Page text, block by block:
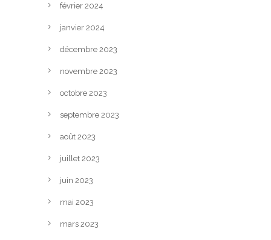
février 2024
janvier 2024
décembre 2023
novembre 2023
octobre 2023
septembre 2023
août 2023
juillet 2023
juin 2023
mai 2023
mars 2023